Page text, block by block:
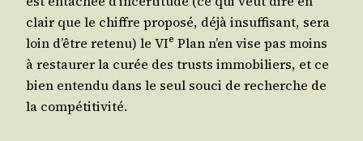
clair que le chiffre pro­po­sé, déjà insuf­fi­sant, sera
loin d’être rete­nu) le VIe Plan n’en vise pas moins
à res­tau­rer la curée des trusts immo­bi­liers, et ce
bien enten­du dans le seul sou­ci de recherche de
la compétitivité.